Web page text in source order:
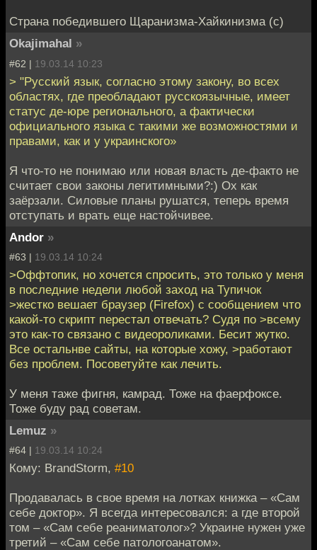
Страна победившего Щаранизма-Хайкинизма (с)
Okajimahal »
#62 | 19.03.14 10:23
> "Русский язык, согласно этому закону, во всех
областях, где преобладают русскоязычные, имеет
статус де-юре регионального, а фактически
официального языка с такими же возможностями и
правами, как и у украинского»
Я что-то не понимаю или новая власть де-факто не
считает свои законы легитимными?:) Ох как
заёрзали. Силовые планы рушатся, теперь время
отступать и врать еще настойчивее.
Andor »
#63 | 19.03.14 10:24
>Оффтопик, но хочется спросить, это только у меня
в последние недели любой заход на Тупичок
>жестко вешает браузер (Firefox) с сообщением что
какой-то скрипт перестал отвечать? Судя по >всему
это как-то связано с видеороликами. Бесит жутко.
Все остальнве сайты, на которые хожу, >работают
без проблем. Посоветуйте как лечить.
У меня таже фигня, камрад. Тоже на фаерфоксе.
Тоже буду рад советам.
Lemuz »
#64 | 19.03.14 10:24
Кому: BrandStorm, #10
Продавалась в свое время на лотках книжка – «Сам
себе доктор». Я всегда интересовался: а где второй
том – «Сам себе реаниматолог»? Украине нужен уже
третий – «Сам себе патологоанатом».